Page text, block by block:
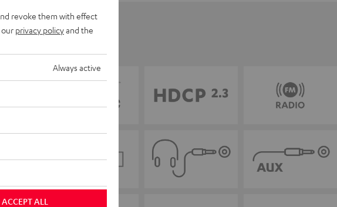
revoke them with effect
privacy policyand the
Always active
ACCEPT ALL